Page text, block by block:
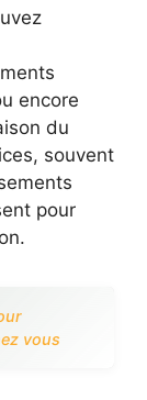
encore
du
souvent
pour
vous